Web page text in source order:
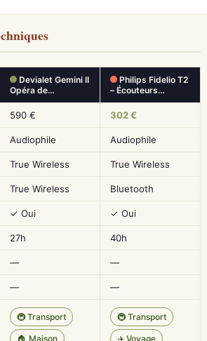
Devialet Gemini II
Opéra de…
Philips Fidelio T2
– Écouteurs…
590 € 302 €
Audiophile Audiophile
True Wireless True Wireless
True Wireless Bluetooth
✓ Oui ✓ Oui
27h 40h
— —
— —
🚇 Transport
🏠 Maison
🚇 Transport
✈️ Voyage